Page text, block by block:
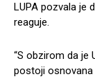
LUPA pozvala je
reaguje.
“S obzirom da je
postoji osnovana